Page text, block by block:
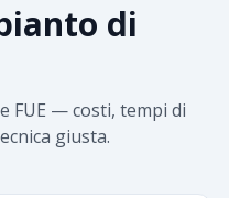
di
FUE — costi, tempi di
giusta.